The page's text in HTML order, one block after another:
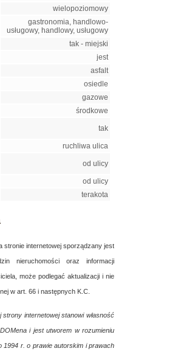
wielopoziomowy
gastronomia, handlowo-
usługowy, handlowy, usługowy
tak - miejski
jest
asfalt
osiedle
gazowe
środkowe
tak
ruchliwa ulica
od ulicy
od ulicy
terakota
stronie internetowej sporządzany jest
nieruchomości oraz informacji
może podlegać aktualizacji i nie
w art. 66 i następnych K.C.
strony internetowej stanowi własność
i jest utworem w rozumieniu
1994 r. o prawie autorskim i prawach